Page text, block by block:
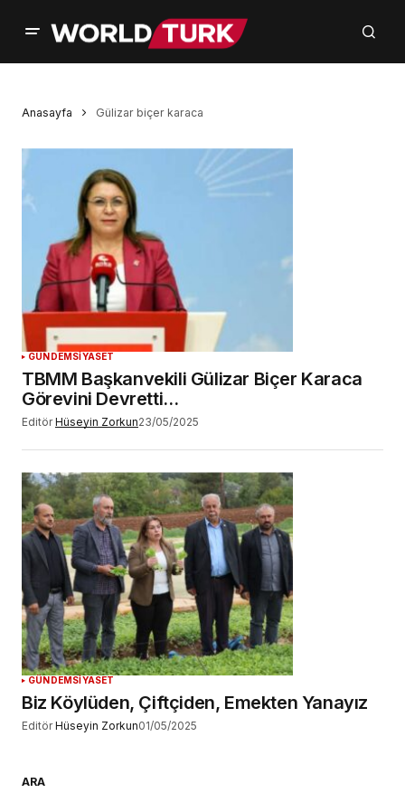
Anasayfa Gülizar biçer karaca
GÜNDEMSİYASET
TBMM Başkanvekili Gülizar Biçer Karaca
Görevini Devretti…
Editör Hüseyin Zorkun23/05/2025
GÜNDEM SİYASET
Biz Köylüden, Çiftçiden, Emekten Yanayız
Editör Hüseyin Zorkun01/05/2025
ARA